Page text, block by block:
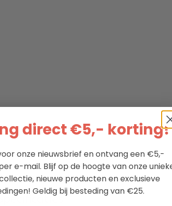
direct €5,- korting!
onze nieuwsbrief en ontvang een €5,-
e-mail. Blijf op de hoogte van onze
nieuwe producten en exclusieve
Geldig bij besteding van €25.